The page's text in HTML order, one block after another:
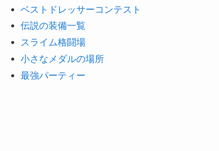
ベストドレッサーコンテスト
伝説の装備一覧
スライム格闘場
小さなメダルの場所
最強パーティー